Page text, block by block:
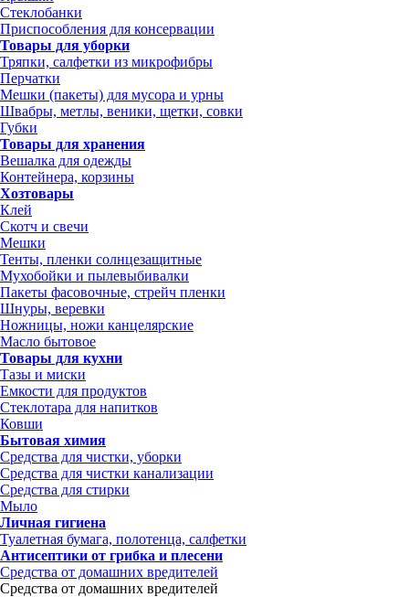
Стеклобанки
Приспособления для консервации
Товары для уборки
Тряпки, салфетки из микрофибры
Перчатки
Мешки (пакеты) для мусора и урны
Швабры, метлы, веники, щетки, совки
Губки
Товары для хранения
Вешалка для одежды
Контейнера, корзины
Хозтовары
Клей
Скотч и свечи
Мешки
Тенты, пленки солнцезащитные
Мухобойки и пылевыбивалки
Пакеты фасовочные, стрейч пленки
Шнуры, веревки
Ножницы, ножи канцелярские
Масло бытовое
Товары для кухни
Тазы и миски
Емкости для продуктов
Стеклотара для напитков
Ковши
Бытовая химия
Средства для чистки, уборки
Средства для чистки канализации
Средства для стирки
Мыло
Личная гигиена
Туалетная бумага, полотенца, салфетки
Антисептики от грибка и плесени
Средства от домашних вредителей
Средства от домашних вредителей